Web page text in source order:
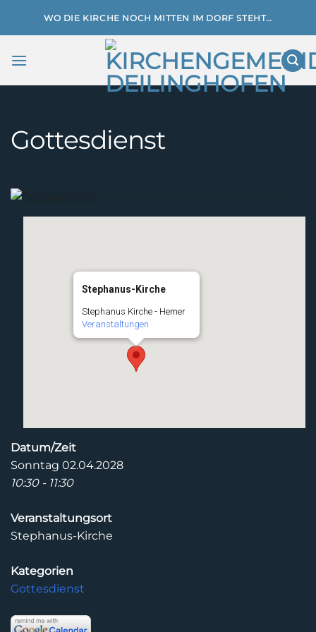
WO DIE KIRCHE NOCH MITTEN IM DORF STEHT…
Gottesdienst
Stephanus-Kirche
Stephanus Kirche - Hemer
Veranstaltungen
Datum/Zeit
Sonntag 02.04.2028
10:30 - 11:30
Veranstaltungsort
Stephanus-Kirche
Kategorien
Gottesdienst